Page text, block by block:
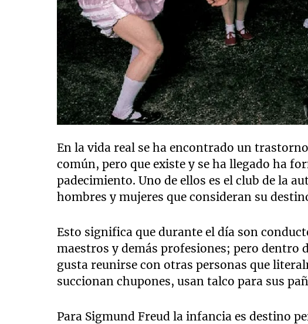
En la vida real se ha encontrado un
común, pero que existe y se ha llegado ha
padecimiento. Uno de ellos es el club de la
hombres y mujeres que consideran su
Esto significa que durante el día son
maestros y demás profesiones; pero dentro
gusta reunirse con otras personas que
succionan chupones, usan talco para sus
Para Sigmund Freud la infancia es destino